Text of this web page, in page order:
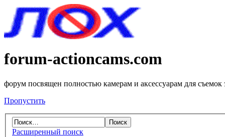
forum-actioncams.com
форум посвящен полностью камерам и аксессуарам для съемок
Пропустить
Расширенный поиск